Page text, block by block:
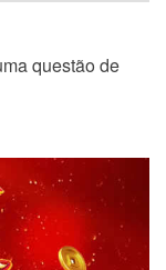
questão de